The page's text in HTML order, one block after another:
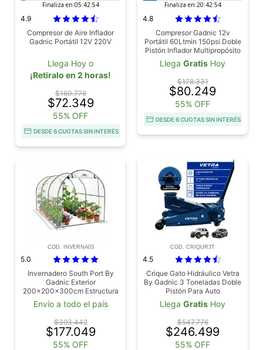
Finaliza en:05:42:53
4.9
Compresor de Aire Inflador
Gadnic Portátil 12V 220V
Llega Hoy o
¡Retiralo en 2 horas!
$160.776
$72.349
55% OFF
DESDE 6 CUOTAS SIN INTERÉS
Finaliza en:20:42:53
4.8
Compresor Gadnic 12v
Portátil 60Ltmin 150psi Doble
Pistón Inflador Multipropósito
Llega Gratis Hoy
$178.331
$80.249
55% OFF
DESDE 6 CUOTAS SIN INTERÉS
COD. INVERNA03
5.0
Invernadero South Port By
Gadnic Exterior
200x200x300cm Estructura
Acero Cobertura PVC
Proteccion UV Puerta
Enrollable Cultivo Jardin
Envío a todo el país
$393.442
$177.049
55% OFF
COD. CRIQUR3T
4.5
Crique Gato Hidráulico Vetra
By Gadnic 3 Toneladas Doble
Pistón Para Auto
Llega Gratis Hoy
$547.776
$246.499
55% OFF